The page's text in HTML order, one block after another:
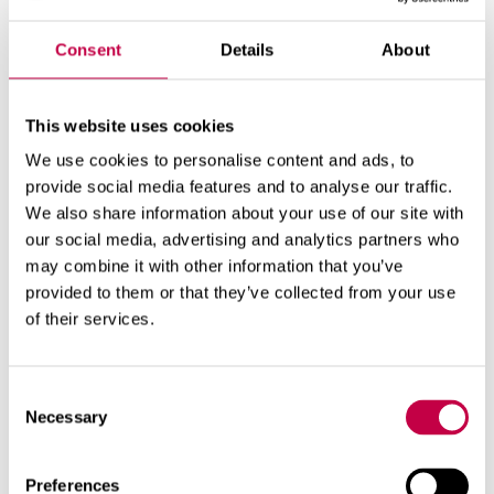
Consent Details About
This website uses cookies
We use cookies to personalise content and ads, to
provide social media features and to analyse our traffic.
We also share information about your use of our site with
our social media, advertising and analytics partners who
may combine it with other information that you’ve
provided to them or that they’ve collected from your use
of their services.
Selection
Necessary
Preferences
BIO­LAN KUIV­KÄIM­LA
Bio­la­ni Kuiv­käim­la on lõh­na­tu ja hõlp­
VAADAKE ROHKEM